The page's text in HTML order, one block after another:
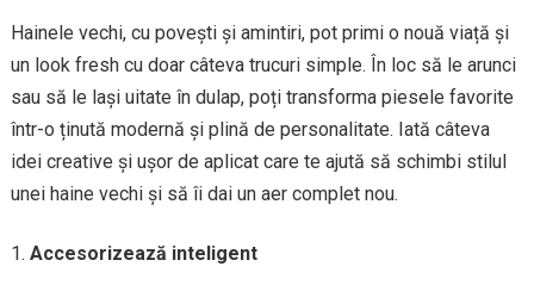
Hainele vechi, cu povești și amintiri, pot primi o nouă viață și
un look fresh cu doar câteva trucuri simple. În loc să le arunci
sau să le lași uitate în dulap, poți transforma piesele favorite
într-o ținută modernă și plină de personalitate. Iată câteva
idei creative și ușor de aplicat care te ajută să schimbi stilul
unei haine vechi și să îi dai un aer complet nou.
Accesorizează inteligent